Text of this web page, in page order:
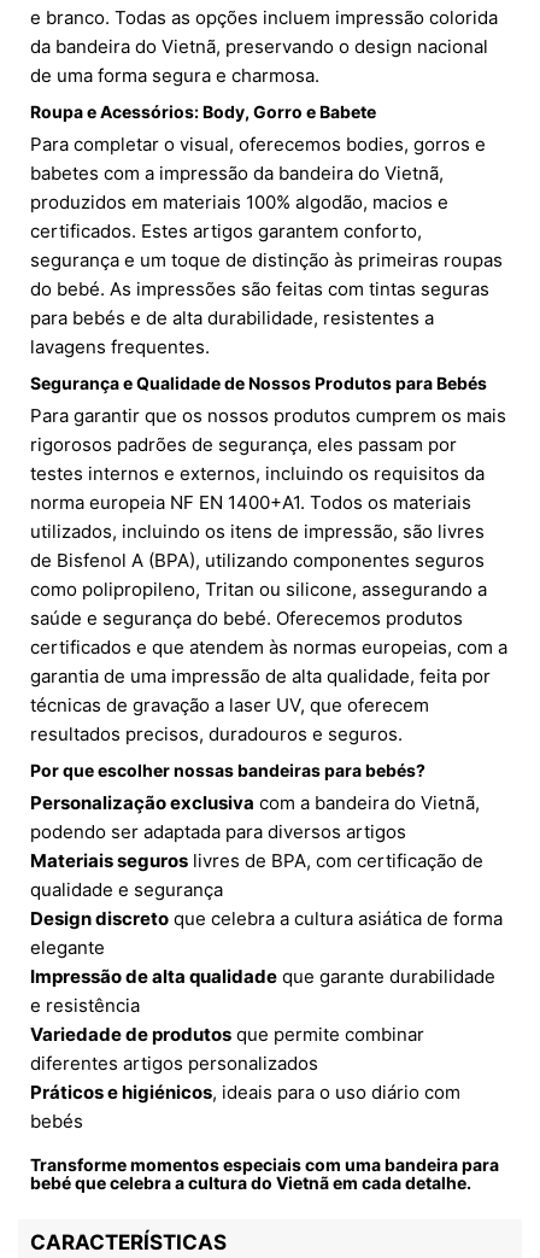
e branco. Todas as opções incluem impressão colorida
da bandeira do Vietnã, preservando o design nacional
de uma forma segura e charmosa.
Roupa e Acessórios: Body, Gorro e Babete
Para completar o visual, oferecemos bodies, gorros e
babetes com a impressão da bandeira do Vietnã,
produzidos em materiais 100% algodão, macios e
certificados. Estes artigos garantem conforto,
segurança e um toque de distinção às primeiras roupas
do bebé. As impressões são feitas com tintas seguras
para bebés e de alta durabilidade, resistentes a
lavagens frequentes.
Segurança e Qualidade de Nossos Produtos para Bebés
Para garantir que os nossos produtos cumprem os mais
rigorosos padrões de segurança, eles passam por
testes internos e externos, incluindo os requisitos da
norma europeia NF EN 1400+A1. Todos os materiais
utilizados, incluindo os itens de impressão, são livres
de Bisfenol A (BPA), utilizando componentes seguros
como polipropileno, Tritan ou silicone, assegurando a
saúde e segurança do bebé. Oferecemos produtos
certificados e que atendem às normas europeias, com a
garantia de uma impressão de alta qualidade, feita por
técnicas de gravação a laser UV, que oferecem
resultados precisos, duradouros e seguros.
Por que escolher nossas bandeiras para bebés?
Personalização exclusiva com a bandeira do Vietnã,
podendo ser adaptada para diversos artigos
Materiais seguros livres de BPA, com certificação de
qualidade e segurança
Design discreto que celebra a cultura asiática de forma
elegante
Impressão de alta qualidade que garante durabilidade
e resistência
Variedade de produtos que permite combinar
diferentes artigos personalizados
Práticos e higiénicos, ideais para o uso diário com
bebés
Transforme momentos especiais com uma bandeira para
bebé que celebra a cultura do Vietnã em cada detalhe.
CARACTERÍSTICAS